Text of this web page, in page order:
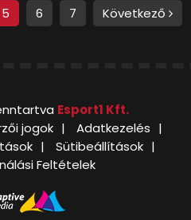
5 6 7 Következő
Esport1 Kft.
jogok
Adatkezelés
Sütibeállítások
Feltételek